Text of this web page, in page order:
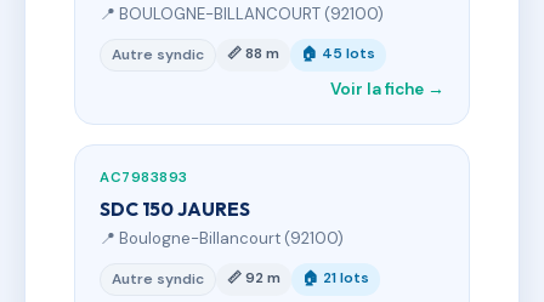
📍 BOULOGNE-BILLANCOURT (92100)
Autre syndic 📏 88 m 🏠 45 lots
Voir la fiche →
AC7983893
SDC 150 JAURES
📍 Boulogne-Billancourt (92100)
Autre syndic 📏 92 m 🏠 21 lots